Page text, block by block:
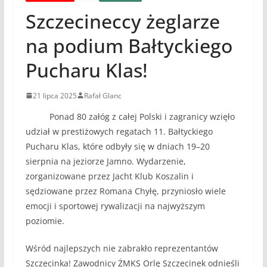
Szczecineccy żeglarze
na podium Bałtyckiego
Pucharu Klas!
21 lipca 2025 Rafał Glanc
Ponad 80 załóg z całej Polski i zagranicy wzięło
udział w prestiżowych regatach 11. Bałtyckiego
Pucharu Klas, które odbyły się w dniach 19–20
sierpnia na jeziorze Jamno. Wydarzenie,
zorganizowane przez Jacht Klub Koszalin i
sędziowane przez Romana Chyłę, przyniosło wiele
emocji i sportowej rywalizacji na najwyższym
poziomie.
Wśród najlepszych nie zabrakło reprezentantów
Szczecinka! Zawodnicy ŻMKS Orlę Szczecinek odnieśli